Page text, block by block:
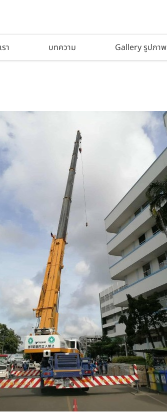
า บทความ Gallery รูปภาพ